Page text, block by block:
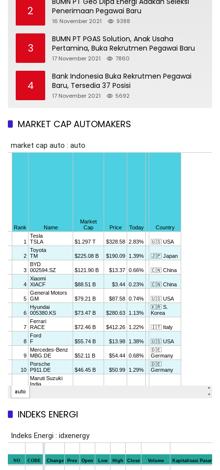
2
Penerimaan Pegawai Baru
16 November 2021 9388
3
BUMN PT PGAS Solution, Anak Usaha
Pertamina, Buka Rekrutmen Pegawai Baru
17 November 2021 7860
4
Bank Indonesia Buka Rekrutmen Pegawai
Baru, Tersedia 37 Posisi
17 November 2021 5692
MARKET CAP AUTOMAKERS
INDEKS ENERGI